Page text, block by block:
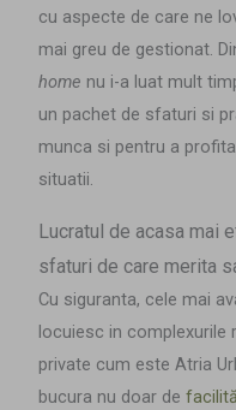
cu aspecte de care ne
mai greu de gestionat.
home nu i-a luat mult
un pachet de sfaturi si
munca si pentru a
situatii.
Lucratul de acasa mai
sfaturi de care merita
Cu siguranta, cele mai
locuiesc in complexurile
private cum este Atria
bucura nu doar de